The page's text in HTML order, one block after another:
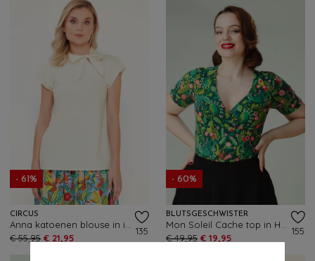
- 61%
CIRCUS
€ 55,95 € 21,95
135
- 60%
BLUTSGESCHWISTER
€ 49,95 € 19,95
155